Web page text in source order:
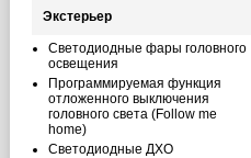
Экстерьер
Светодиодные фары головного
освещения
Программируемая функция
отложенного выключения
головного света (Follow me
home)
Светодиодные ДХО